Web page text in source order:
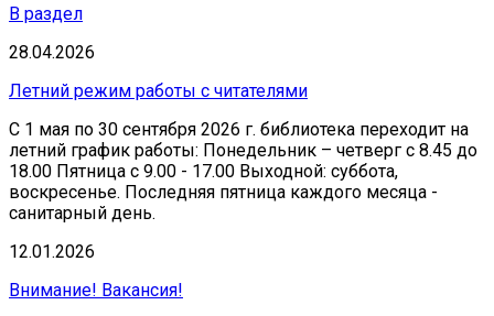
В раздел
28.04.2026
Летний режим работы с читателями
С 1 мая по 30 сентября 2026 г. библиотека переходит на
летний график работы: Понедельник – четверг с 8.45 до
18.00 Пятница с 9.00 - 17.00 Выходной: суббота,
воскресенье. Последняя пятница каждого месяца -
санитарный день.
12.01.2026
Внимание! Вакансия!